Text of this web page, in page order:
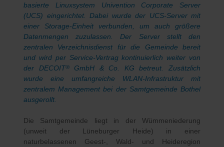
basierte Linuxsystem Univention Corporate Server
(UCS) eingerichtet. Dabei wurde der UCS-Server mit
einer Storage-Einheit verbunden, um auch größere
Datenmengen zuzulassen. Der Server stellt den
zentralen Verzeichnisdienst für die Gemeinde bereit
und wird per Service-Vertrag kontinuierlich weiter von
der DECOIT®GmbH & Co. KG betreut. Zusätzlich
wurde eine umfangreiche WLAN-Infrastruktur mit
zentralem Management bei der Samtgemeinde Bothel
ausgerollt.
Die Samtgemeinde liegt in der Wümmeniederung
(unweit der Lüneburger Heide) in einer
naturbelassenen Geest-, Wald- und Heideregion